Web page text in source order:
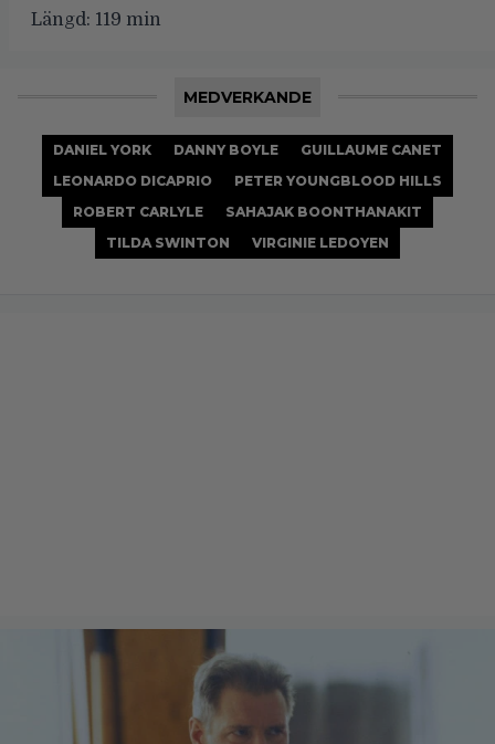
Längd: 119 min
MEDVERKANDE
DANIEL YORK DANNY BOYLE
GUILLAUME CANET
LEONARDO DICAPRIO
PETER YOUNGBLOOD HILLS
ROBERT CARLYLE
SAHAJAK BOONTHANAKIT
TILDA SWINTON
VIRGINIE LEDOYEN